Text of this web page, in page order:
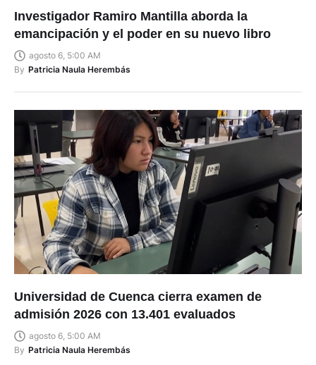
Investigador Ramiro Mantilla aborda la
emancipación y el poder en su nuevo libro
agosto 6, 5:00 AM
By Patricia Naula Herembás
Universidad de Cuenca cierra examen de
admisión 2026 con 13.401 evaluados
agosto 6, 5:00 AM
By Patricia Naula Herembás